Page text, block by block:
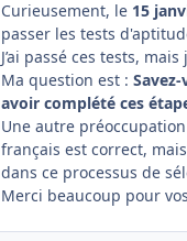
Curieusement, le 15
passer les tests
J’ai passé ces tests,
Ma question est :
avoir complété ces
Une autre
français est correct,
dans ce processus de
Merci beaucoup pour